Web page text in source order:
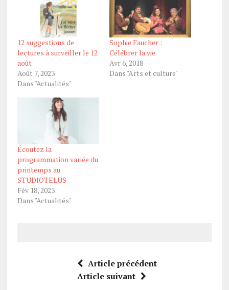
12 suggestions de
lectures à surveiller le 12
août
Août 7, 2023
Dans "Actualités"
Sophie Faucher :
Célébrer la vie
Avr 6, 2018
Dans "Arts et culture"
Écoutez la
programmation variée du
printemps au
STUDIOTELUS
Fév 18, 2023
Dans "Actualités"
Article précédent
Article suivant